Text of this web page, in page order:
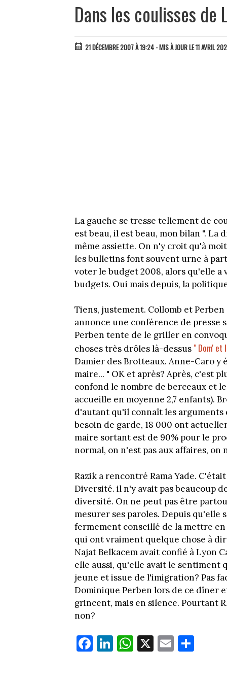
Dans les coulisses de
21 DÉCEMBRE 2007 À 19:24 - MIS À JOUR LE 11 AVRIL
La gauche se tresse tellement de
est beau, il est beau, mon bilan ".
même assiette. On n'y croit qu'à
les bulletins font souvent urne à
voter le budget 2008, alors qu'elle a
budgets. Oui mais depuis, la
Tiens, justement. Collomb et
annonce une conférence de presse
Perben tente de le griller en
choses très drôles là-dessus " Dom' et
Damier des Brotteaux. Anne-Caro y
maire... " OK et après? Après, c'est
confond le nombre de berceaux et
accueille en moyenne 2,7 enfants).
d'autant qu'il connaît les arguments
besoin de garde, 18 000 ont
maire sortant est de 90% pour le
normal, on n'est pas aux affaires, on
Razik a rencontré Rama Yade.
Diversité. il n'y avait pas beaucoup
diversité. On ne peut pas être
mesurer ses paroles. Depuis qu'elle
fermement conseillé de la mettre en
qui ont vraiment quelque chose à
Najat Belkacem avait confié à Lyon
elle aussi, qu'elle avait le sentiment
jeune et issue de l'imigration? Pas
Dominique Perben lors de ce dîner
grincent, mais en silence. Pourtant
non?
Fa
ce
Li
nk
W
ha
X E
m